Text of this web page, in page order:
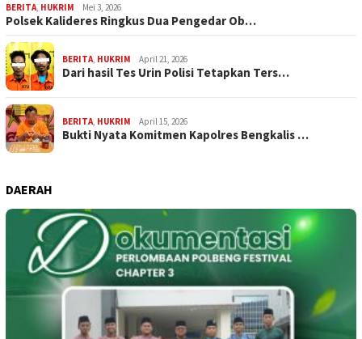
BERITA, HUKRIM Mei 3, 2026
Polsek Kalideres Ringkus Dua Pengedar Ob…
BERITA, HUKRIM April 21, 2026
Dari hasil Tes Urin Polisi Tetapkan Ters…
BERITA, HUKRIM April 15, 2026
Bukti Nyata Komitmen Kapolres Bengkalis …
DAERAH